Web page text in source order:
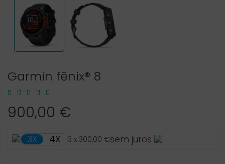
Garmin fēnix® 8
900,00 €
3X 4X 3 x 300,00 €sem juros